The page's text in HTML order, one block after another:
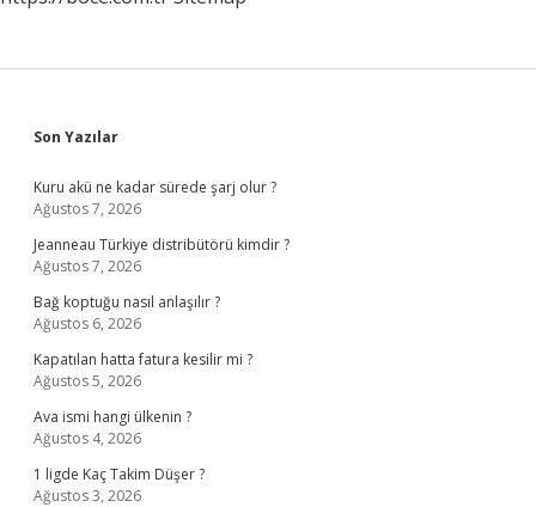
Sidebar
Son Yazılar
Kuru akü ne kadar sürede şarj olur ?
Ağustos 7, 2026
Jeanneau Türkiye distribütörü kimdir ?
Ağustos 7, 2026
Bağ koptuğu nasıl anlaşılır ?
Ağustos 6, 2026
Kapatılan hatta fatura kesilir mi ?
Ağustos 5, 2026
Ava ismi hangi ülkenin ?
Ağustos 4, 2026
1 ligde Kaç Takim Düşer ?
Ağustos 3, 2026